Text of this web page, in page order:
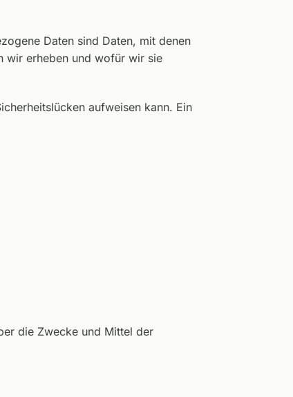
Daten sind Daten, mit denen
wir erheben und wofür wir sie
aufweisen kann. Ein
die Zwecke und Mittel der